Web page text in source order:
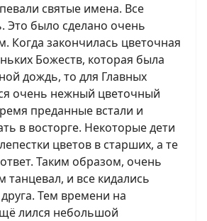
святые имена. Все
Это было сделано очень
Когда закончилась цветочная
Божеств, которая была
дождь, то для Главных
очень нежный цветочный
преданные встали и
в восторге. Некоторые дети
цветов в старших, а те
Таким образом, очень
танцевал, и все кидались
Тем времени на
лился небольшой